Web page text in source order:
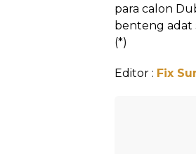
para calon
benteng adat
(*)
Editor : Fix